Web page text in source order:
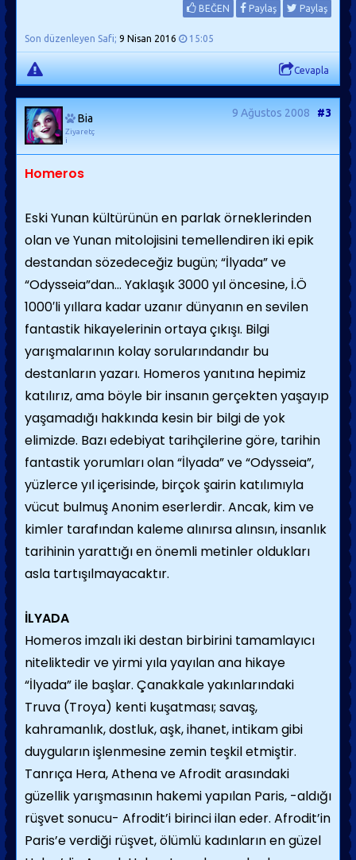
BEĞEN Paylaş Paylaş
Son düzenleyen Safi; 9 Nisan 2016 15:05
Cevapla
Bia
Ziyaretç
i
9 Ağustos 2008 #3
Homeros
Eski Yunan kültürünün en parlak örneklerinden
olan ve Yunan mitolojisini temellendiren iki epik
destandan sözedeceğiz bugün; “İlyada” ve
“Odysseia”dan… Yaklaşık 3000 yıl öncesine, İ.Ö
1000′li yıllara kadar uzanır dünyanın en sevilen
fantastik hikayelerinin ortaya çıkışı. Bilgi
yarışmalarının kolay sorularındandır bu
destanların yazarı. Homeros yanıtına hepimiz
katılırız, ama böyle bir insanın gerçekten yaşayıp
yaşamadığı hakkında kesin bir bilgi de yok
elimizde. Bazı edebiyat tarihçilerine göre, tarihin
fantastik yorumları olan “İlyada” ve “Odysseia”,
yüzlerce yıl içerisinde, birçok şairin katılımıyla
vücut bulmuş Anonim eserlerdir. Ancak, kim ve
kimler tarafından kaleme alınırsa alınsın, insanlık
tarihinin yarattığı en önemli metinler oldukları
asla tartışılmayacaktır.
İLYADA
Homeros imzalı iki destan birbirini tamamlayıcı
niteliktedir ve yirmi yıla yayılan ana hikaye
“İlyada” ile başlar. Çanakkale yakınlarındaki
Truva (Troya) kenti kuşatması; savaş,
kahramanlık, dostluk, aşk, ihanet, intikam gibi
duyguların işlenmesine zemin teşkil etmiştir.
Tanrıça Hera, Athena ve Afrodit arasındaki
güzellik yarışmasının hakemi yapılan Paris, -aldığı
rüşvet sonucu- Afrodit’i birinci ilan eder. Afrodit’in
Paris’e verdiği rüşvet, ölümlü kadınların en güzel